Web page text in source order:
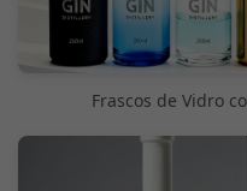
Frascos de Vidro